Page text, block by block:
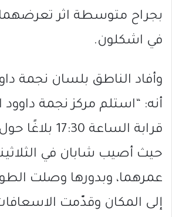
بجراح متوسطة اثر
في اشكلون.
وأفاد الناطق بلسان نجمة
أنه: “استلم مركز نجمة داوود
قرابة الساعة
حيث أصيب شابان في
عمرهما، وبدورها وصلت
إلى المكان وقدّمت